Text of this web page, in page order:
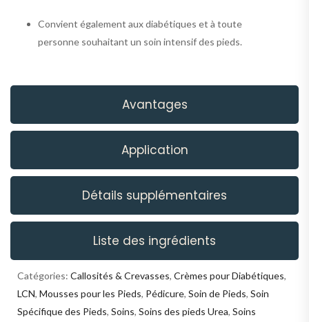
Avantages
Application
Détails supplémentaires
Liste des ingrédients
Convient également aux diabétiques et à toute
personne souhaitant un soin intensif des pieds.
Catégories: Callosités & Crevasses, Crèmes pour Diabétiques,
LCN, Mousses pour les Pieds, Pédicure, Soin de Pieds, Soin
Spécifique des Pieds, Soins, Soins des pieds Urea, Soins